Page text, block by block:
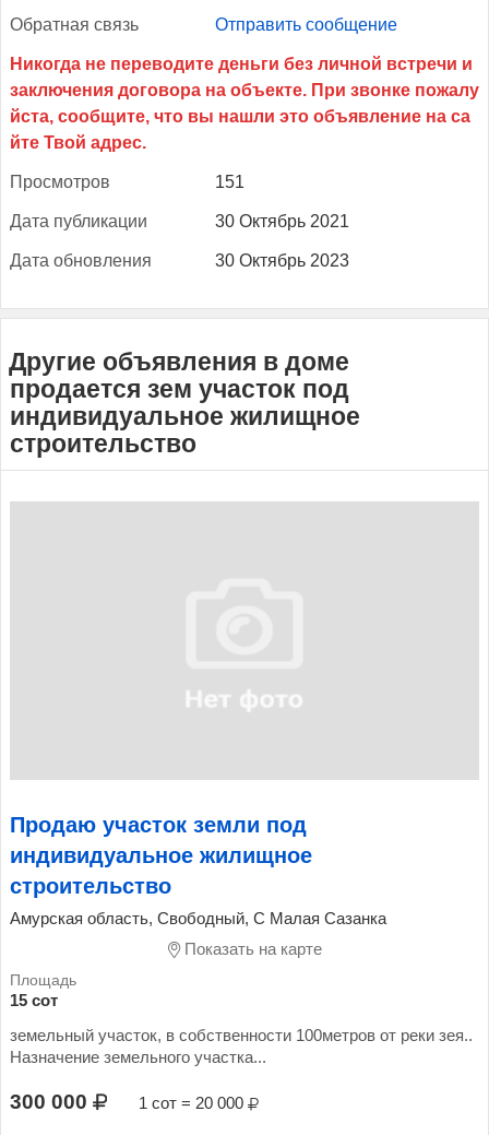
Об­ратная связь Отправить сообщение
Прос­мотров 151
Да­та пуб­ли­кации 30 Октябрь 2021
Да­та об­новле­ния 30 Октябрь 2023
Другие объявления в доме
продается зем участок под
индивидуальное жилищное
строительство
Продаю участок земли под
индивидуальное жилищное
строительство
Амурская область, Свободный, С Малая Сазанка
Показать на карте
15 сот
земельный участок, в собственности 100метров от реки зея..
Назначение земельного участка...
300 000 1 сот = 20 000